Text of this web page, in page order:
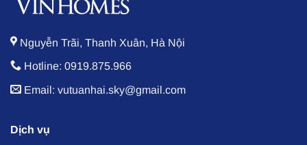
Nguyễn Trãi, Thanh Xuân, Hà Nội
Hotline: 0919.875.966
Email: vutuanhai.sky@gmail.com
Dịch vụ